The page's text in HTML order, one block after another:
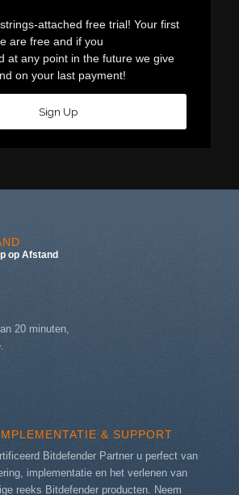
attached free trial! Your first
are free and if you
at any point in the future we give
on your last payment!
Sign Up
op Afstand
20 minuten,
& SUPPORT
Bitdefender Partner u perfect van
implementatie en het verlenen van
reeks Bitdefender producten. Neem